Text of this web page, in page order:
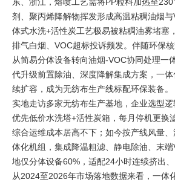
剂、聚丙烯降解物挥发形成高温粘稠油烟
体式水洗+活性炭工艺极易被粘稠油雾堵塞
排气白烟、VOC超标投诉频发。伴随环保
从简易分体设备转向油烟-VOC协同处理一
代升级前置除油、深度降解集成方案，一
续扩容，成为无纺布生产线标配环保装备。
实地走访多家无纺布生产基地，企业选型
优先低价水洗塔+活性炭箱，每月停机更换
综合运维成本居高不下；如今按产线风量
体化机组，集成降温粗滤、静电除油、末
地仅分体设备60%，适配24小时连续挤出、
从2024至2026年市场落地数据来看，一体